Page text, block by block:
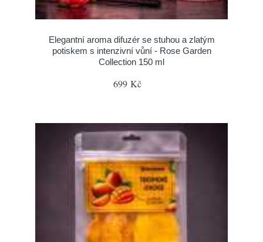
Elegantní aroma difuzér se stuhou a zlatým
potiskem s intenzivní vůní - Rose Garden
Collection 150 ml
699 Kč